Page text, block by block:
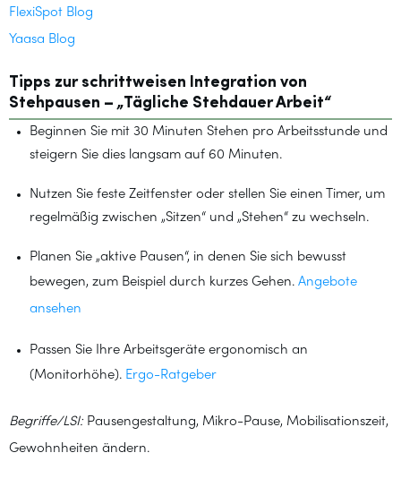
FlexiSpot Blog
Yaasa Blog
Tipps zur schrittweisen Integration von
Stehpausen – „Tägliche Stehdauer Arbeit“
Beginnen Sie mit 30 Minuten Stehen pro Arbeitsstunde und
steigern Sie dies langsam auf 60 Minuten.
Nutzen Sie feste Zeitfenster oder stellen Sie einen Timer, um
regelmäßig zwischen „Sitzen“ und „Stehen“ zu wechseln.
Planen Sie „aktive Pausen“, in denen Sie sich bewusst
bewegen, zum Beispiel durch kurzes Gehen. Angebote
ansehen
Passen Sie Ihre Arbeitsgeräte ergonomisch an
(Monitorhöhe). Ergo-Ratgeber
Begriffe/LSI:Pausengestaltung, Mikro-Pause, Mobilisationszeit,
Gewohnheiten ändern.